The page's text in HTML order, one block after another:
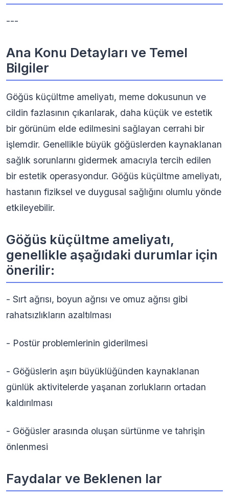
---
Ana Konu Detayları ve Temel
Bilgiler
Göğüs küçültme ameliyatı, meme dokusunun ve
cildin fazlasının çıkarılarak, daha küçük ve estetik
bir görünüm elde edilmesini sağlayan cerrahi bir
işlemdir. Genellikle büyük göğüslerden kaynaklanan
sağlık sorunlarını gidermek amacıyla tercih edilen
bir estetik operasyondur. Göğüs küçültme ameliyatı,
hastanın fiziksel ve duygusal sağlığını olumlu yönde
etkileyebilir.
Göğüs küçültme ameliyatı,
genellikle aşağıdaki durumlar için
önerilir:
- Sırt ağrısı, boyun ağrısı ve omuz ağrısı gibi
rahatsızlıkların azaltılması
- Postür problemlerinin giderilmesi
- Göğüslerin aşırı büyüklüğünden kaynaklanan
günlük aktivitelerde yaşanan zorlukların ortadan
kaldırılması
- Göğüsler arasında oluşan sürtünme ve tahrişin
önlenmesi
Faydalar ve Beklenen lar